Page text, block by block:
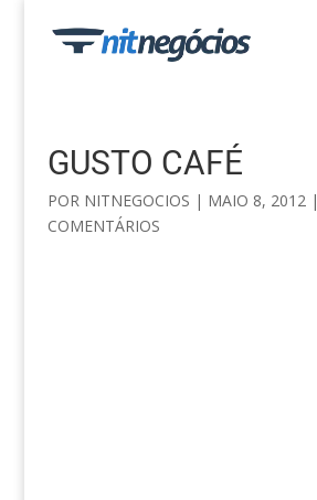
GUSTO CAFÉ
POR NITNEGOCIOS | MAIO 8, 2012|
COMENTÁRIOS